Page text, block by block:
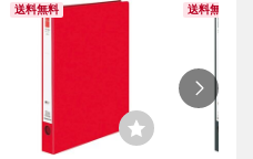
送料無料 送料無料